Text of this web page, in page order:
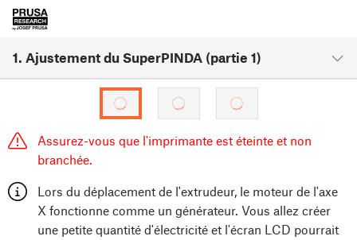
1. Ajustement du SuperPINDA (partie 1)
Assurez-vous que l'imprimante est éteinte et non
branchée.
Lors du déplacement de l'extrudeur, le moteur de l'axe
X fonctionne comme un générateur. Vous allez créer
une petite quantité d'électricité et l'écran LCD pourrait